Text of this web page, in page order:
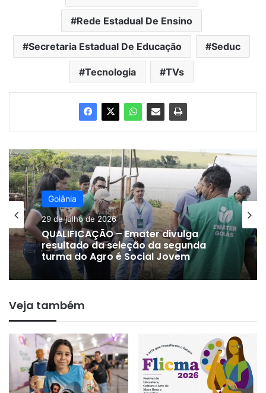
Rede Estadual De Ensino
Secretaria Estadual De Educação Seduc
Tecnologia TVs
Goiânia
29 de julho de 2026
QUALIFICAÇÃO – Emater divulga
resultado da seleção da segunda
turma do Agro é Social Jovem
Veja também